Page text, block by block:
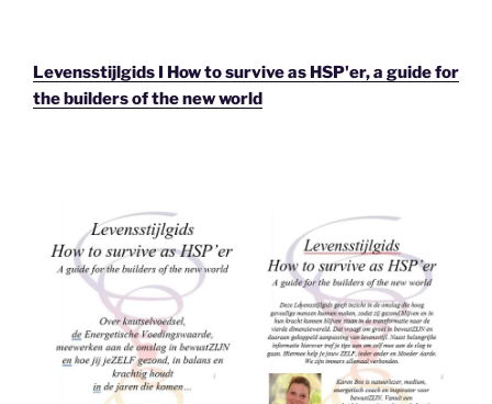
Levensstijlgids I How to survive as HSP'er, a guide for
the builders of the new world